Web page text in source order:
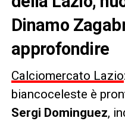
Dinamo
approfondire
Calciomercato Lazio
biancoceleste è
Sergi Dominguez,